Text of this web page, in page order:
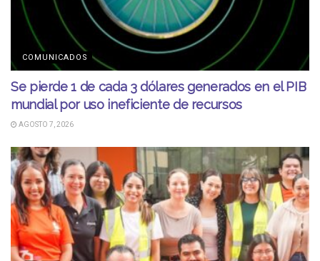
COMUNICADOS
Se pierde 1 de cada 3 dólares generados en el PIB
mundial por uso ineficiente de recursos
AGOSTO 7, 2026